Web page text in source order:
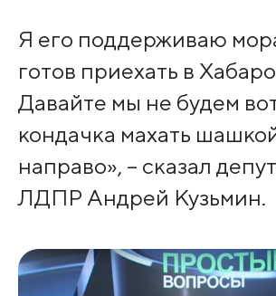
Я его поддерживаю
готов приехать в
Давайте мы не будем
кондачка махать
направо», – сказал
ЛДПР Андрей Кузьмин.